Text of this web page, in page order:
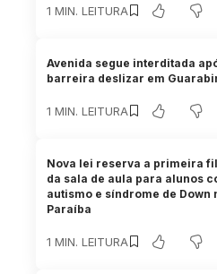
1 MIN. LEITURA
Avenida segue interditada
barreira deslizar em
1 MIN. LEITURA
Nova lei reserva a primeira
da sala de aula para alunos
autismo e síndrome de Down
Paraíba
1 MIN. LEITURA